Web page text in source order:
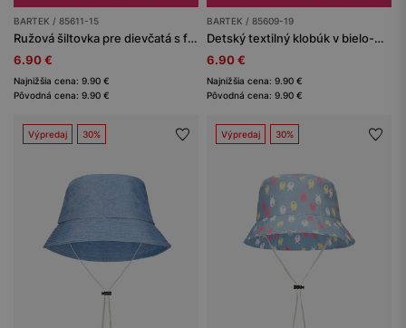
BARTEK / 85611-15
Ružová šiltovka pre dievčatá s flitrovaným srdiečkom BARTEK 85611-15
6.90 €
Najnižšia cena: 9.90 €
Pôvodná cena: 9.90 €
BARTEK / 85609-19
Detský textilný klobúk v bielo-modrých pruhoch
6.90 €
Najnižšia cena: 9.90 €
Pôvodná cena: 9.90 €
Výpredaj 30% Výpredaj 30%